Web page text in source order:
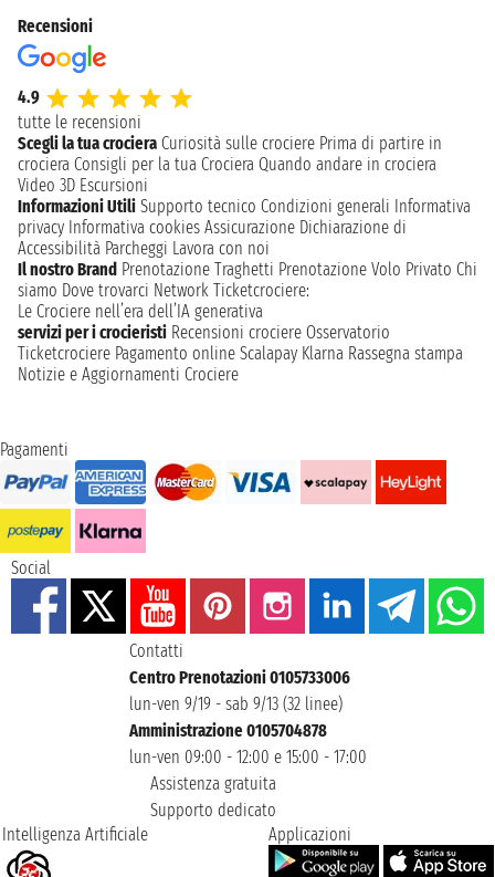
Recensioni
4.9
tutte le recensioni
Scegli la tua crociera Curiosità sulle crociere Prima di partire in
crociera Consigli per la tua Crociera Quando andare in crociera
Video 3D Escursioni
Informazioni Utili Supporto tecnico Condizioni generali Informativa
privacy Informativa cookies Assicurazione Dichiarazione di
Accessibilità Parcheggi Lavora con noi
Il nostro Brand Prenotazione Traghetti Prenotazione Volo Privato Chi
siamo Dove trovarci Network Ticketcrociere:
Le Crociere nell’era dell’IA generativa
servizi per i crocieristi Recensioni crociere Osservatorio
Ticketcrociere Pagamento online Scalapay Klarna Rassegna stampa
Notizie e Aggiornamenti Crociere
Pagamenti
Social
Contatti
Centro Prenotazioni 0105733006
lun-ven 9/19 - sab 9/13 (32 linee)
Amministrazione 0105704878
lun-ven 09:00 - 12:00 e 15:00 - 17:00
Assistenza gratuita
Supporto dedicato
Intelligenza Artificiale
Applicazioni